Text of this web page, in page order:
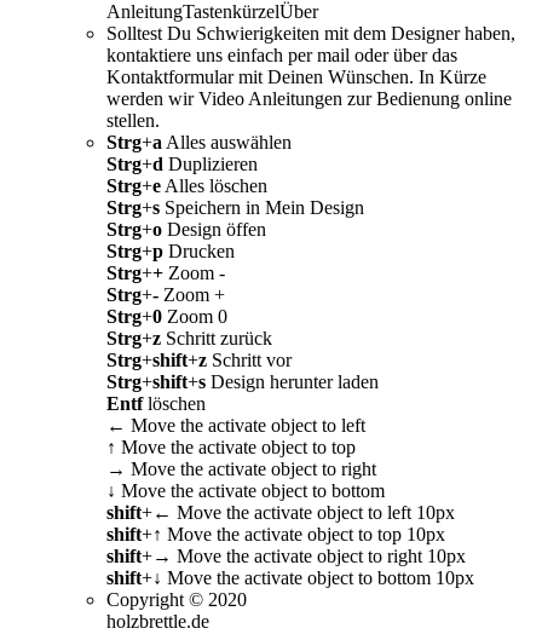
AnleitungTastenkürzelÜber
Solltest Du Schwierigkeiten mit dem Designer haben,
kontaktiere uns einfach per mail oder über das
Kontaktformular mit Deinen Wünschen. In Kürze
werden wir Video Anleitungen zur Bedienung online
stellen.
Strg+a Alles auswählen
Strg+d Duplizieren
Strg+e Alles löschen
Strg+s Speichern in Mein Design
Strg+o Design öffen
Strg+p Drucken
Strg++ Zoom -
Strg+- Zoom +
Strg+0 Zoom 0
Strg+z Schritt zurück
Strg+shift+z Schritt vor
Strg+shift+s Design herunter laden
Entflöschen
← Move the activate object to left
↑ Move the activate object to top
→ Move the activate object to right
↓ Move the activate object to bottom
shift+← Move the activate object to left 10px
shift+↑ Move the activate object to top 10px
shift+→ Move the activate object to right 10px
shift+↓ Move the activate object to bottom 10px
Copyright © 2020
holzbrettle.de